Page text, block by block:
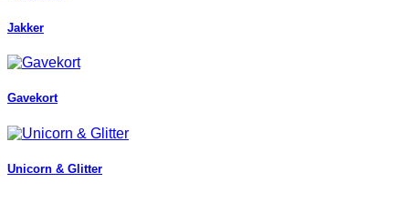
Jakker
Gavekort
Unicorn & Glitter